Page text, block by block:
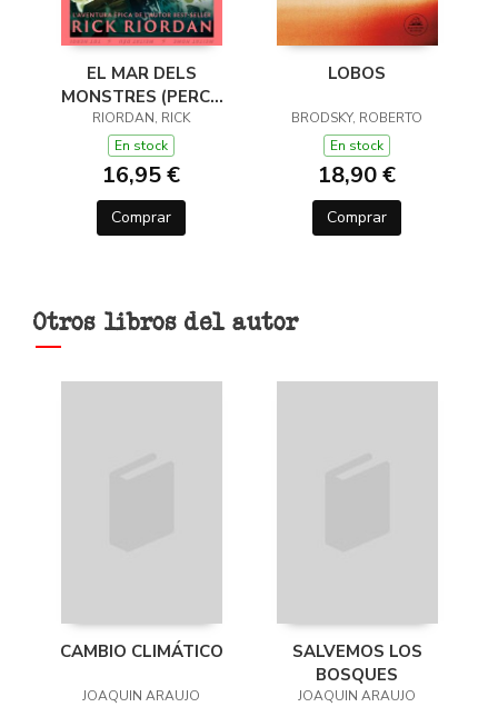
EL MAR DELS
MONSTRES (PERCY
JACKSON I ELS DÉUS
DE L'OLIMP 2)
RIORDAN, RICK
En stock
16,95 €
Comprar
LOBOS
BRODSKY, ROBERTO
En stock
18,90 €
Comprar
Otros libros del autor
CAMBIO CLIMÁTICO
JOAQUIN ARAUJO
SALVEMOS LOS
BOSQUES
JOAQUIN ARAUJO